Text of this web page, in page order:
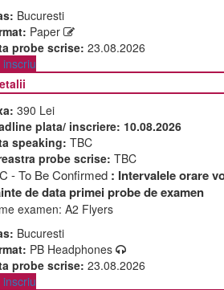
Bucuresti
Paper
probe scrise: 23.08.2026
390 Lei
plata/ inscriere: 10.08.2026
speaking: TBC
probe scrise: TBC
- To Be Confirmed : Intervalele orare
de data primei probe de examen
examen: A2 Flyers
Bucuresti
PB Headphones
probe scrise: 23.08.2026